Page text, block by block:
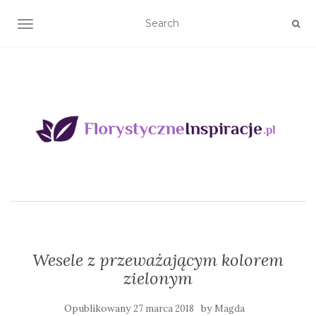
TOGGLE NAVIGATION
Wesele z przeważającym kolorem
zielonym
Opublikowany27 marca 2018 by Magda